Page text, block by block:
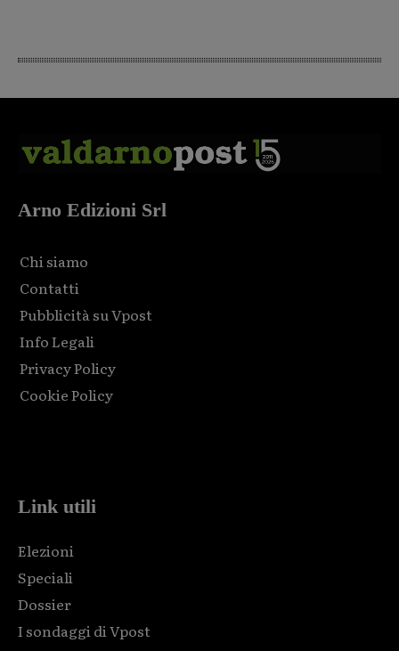
Arno Edizioni Srl
Chi siamo
Contatti
Pubblicità su Vpost
Info Legali
Privacy Policy
Cookie Policy
Link utili
Elezioni
Speciali
Dossier
I sondaggi di Vpost